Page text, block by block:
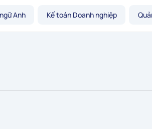
Anh Kế toán Doanh nghiệp